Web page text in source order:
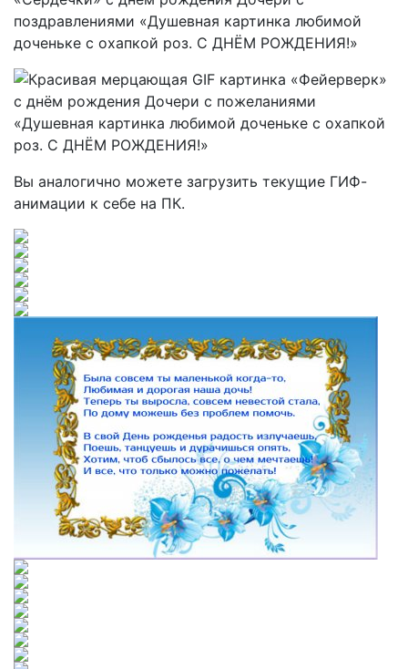
Вы аналогично можете загрузить текущие ГИФ-
анимации к себе на ПК.